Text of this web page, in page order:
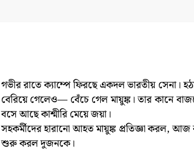
গভীর রাতে ক্যাম্পে ফিরছে একদল ভারতীয় সেনা।
বেরিয়ে গেলেও— বেঁচে গেল মায়ুঙ্ক। তার কানে
বসে আছে কাশ্মীরি মেয়ে জয়া।
সহকর্মীদের হারানো আহত মায়ুঙ্ক প্রতিজ্ঞা করল,
শুরু করল দুজনকে।